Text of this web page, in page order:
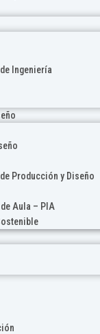
Ingeniería
Producción y Diseño
Aula – PIA